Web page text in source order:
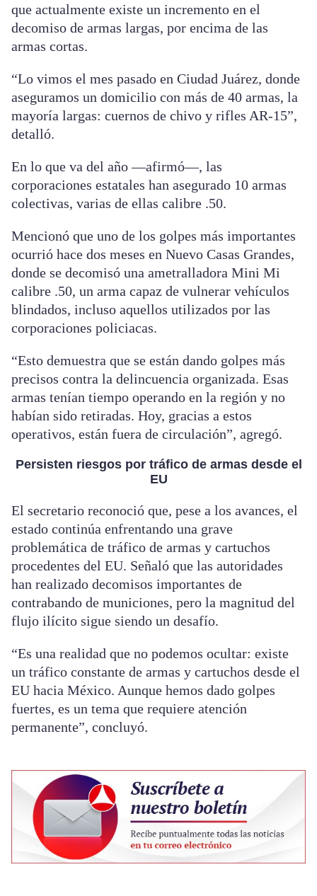
que actualmente existe un incremento en el
decomiso de armas largas, por encima de las
armas cortas.
“Lo vimos el mes pasado en Ciudad Juárez, donde
aseguramos un domicilio con más de 40 armas, la
mayoría largas: cuernos de chivo y rifles AR-15”,
detalló.
En lo que va del año —afirmó—, las
corporaciones estatales han asegurado 10 armas
colectivas, varias de ellas calibre .50.
Mencionó que uno de los golpes más importantes
ocurrió hace dos meses en Nuevo Casas Grandes,
donde se decomisó una ametralladora Mini Mi
calibre .50, un arma capaz de vulnerar vehículos
blindados, incluso aquellos utilizados por las
corporaciones policiacas.
“Esto demuestra que se están dando golpes más
precisos contra la delincuencia organizada. Esas
armas tenían tiempo operando en la región y no
habían sido retiradas. Hoy, gracias a estos
operativos, están fuera de circulación”, agregó.
Persisten riesgos por tráfico de armas desde el
EU
El secretario reconoció que, pese a los avances, el
estado continúa enfrentando una grave
problemática de tráfico de armas y cartuchos
procedentes del EU. Señaló que las autoridades
han realizado decomisos importantes de
contrabando de municiones, pero la magnitud del
flujo ilícito sigue siendo un desafío.
“Es una realidad que no podemos ocultar: existe
un tráfico constante de armas y cartuchos desde el
EU hacia México. Aunque hemos dado golpes
fuertes, es un tema que requiere atención
permanente”, concluyó.